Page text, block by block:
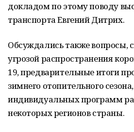
докладом по этому поводу
транспорта Евгений Дитрих.
Обсуждались также вопросы,
угрозой распространения
19, предварительные итоги
зимнего отопительного
индивидуальных программ
некоторых регионов страны.